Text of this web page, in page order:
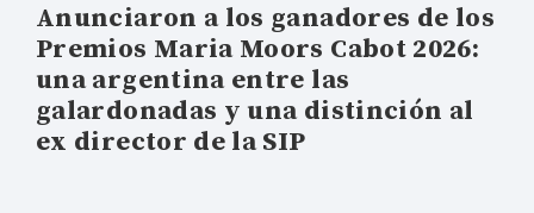
Anunciaron a los ganadores de los
Premios Maria Moors Cabot 2026:
una argentina entre las
galardonadas y una distinción al
ex director de la SIP